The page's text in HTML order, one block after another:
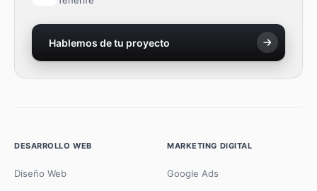
Hablemos de tu proyecto
DESARROLLO WEB
Diseño Web
MARKETING DIGITAL
Google Ads